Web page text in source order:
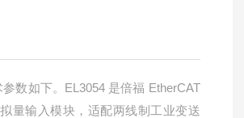
数如下。EL3054 是倍福 EtherCAT
量输入模块，适配两线制工业变送